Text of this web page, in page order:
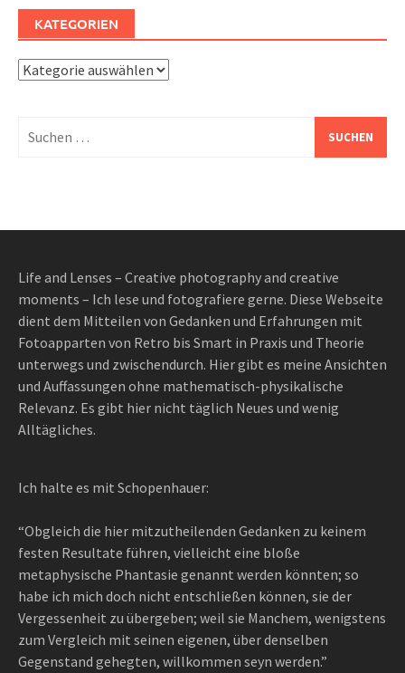
KATEGORIEN
Kategorien
nach:
Life and Lenses – Creative photography and creative
moments – Ich lese und fotografiere gerne. Diese Webseite
dient dem Mitteilen von Gedanken und Erfahrungen mit
Fotoapparten von Retro bis Smart in Praxis und Theorie
unterwegs und zwischendurch. Hier gibt es meine Ansichten
und Auffassungen ohne mathematisch-physikalische
Relevanz. Es gibt hier nicht täglich Neues und wenig
Alltägliches.
Ich halte es mit Schopenhauer:
“Obgleich die hier mitzutheilenden Gedanken zu keinem
festen Resultate führen, vielleicht eine bloße
metaphysische Phantasie genannt werden könnten; so
habe ich mich doch nicht entschließen können, sie der
Vergessenheit zu übergeben; weil sie Manchem, wenigstens
zum Vergleich mit seinen eigenen, über denselben
Gegenstand gehegten, willkommen seyn werden.”